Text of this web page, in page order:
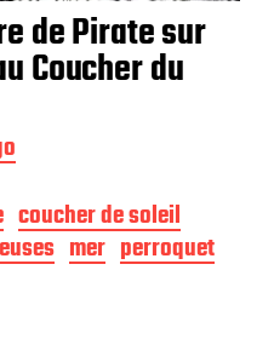
de Pirate sur
Coucher du
coucher de soleil
mer perroquet